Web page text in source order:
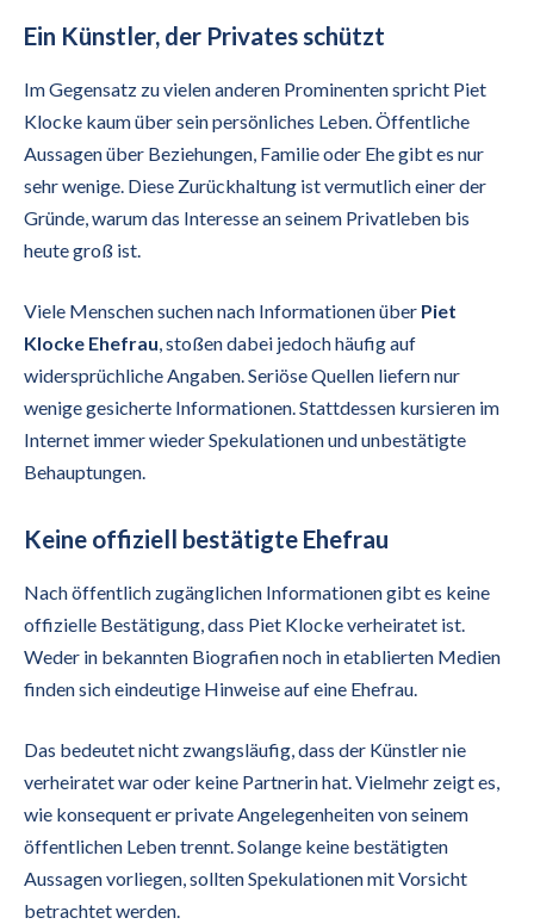
Ein Künstler, der Privates schützt
Im Gegensatz zu vielen anderen Prominenten spricht Piet
Klocke kaum über sein persönliches Leben. Öffentliche
Aussagen über Beziehungen, Familie oder Ehe gibt es nur
sehr wenige. Diese Zurückhaltung ist vermutlich einer der
Gründe, warum das Interesse an seinem Privatleben bis
heute groß ist.
Viele Menschen suchen nach Informationen über Piet
Klocke Ehefrau, stoßen dabei jedoch häufig auf
widersprüchliche Angaben. Seriöse Quellen liefern nur
wenige gesicherte Informationen. Stattdessen kursieren im
Internet immer wieder Spekulationen und unbestätigte
Behauptungen.
Keine offiziell bestätigte Ehefrau
Nach öffentlich zugänglichen Informationen gibt es keine
offizielle Bestätigung, dass Piet Klocke verheiratet ist.
Weder in bekannten Biografien noch in etablierten Medien
finden sich eindeutige Hinweise auf eine Ehefrau.
Das bedeutet nicht zwangsläufig, dass der Künstler nie
verheiratet war oder keine Partnerin hat. Vielmehr zeigt es,
wie konsequent er private Angelegenheiten von seinem
öffentlichen Leben trennt. Solange keine bestätigten
Aussagen vorliegen, sollten Spekulationen mit Vorsicht
betrachtet werden.